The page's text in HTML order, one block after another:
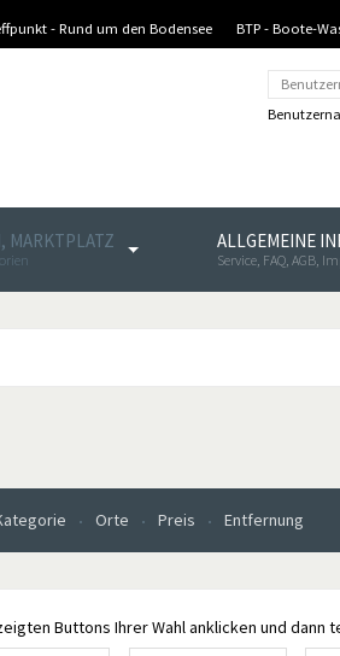
- Rund um den Bodensee BTP - Boote-
MARKTPLATZ ALLGEMEINE
Service, FAQ, AGB,
Orte Preis Entfernung
Buttons Ihrer Wahl anklicken und dann